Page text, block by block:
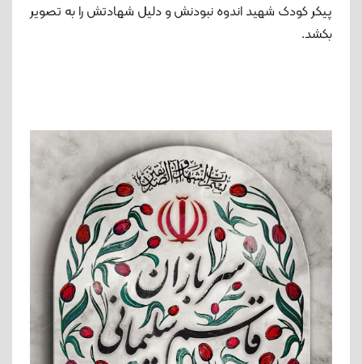
پیکر کودک شهید اندوه نبودنش و دلیل شهادتش را به تصویر
بکشد.